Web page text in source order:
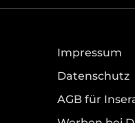
Impressum
Datenschutz
AGB für